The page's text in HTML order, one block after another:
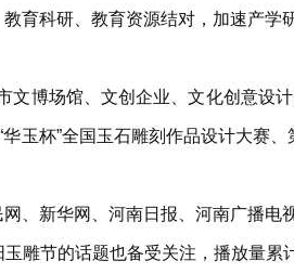
育科研、教育资源结对，加速产学
文博场馆、文创企业、文化创意设
玉杯”全国玉石雕刻作品设计大赛、
、新华网、河南日报、河南广播电
雕节的话题也备受关注，播放量累